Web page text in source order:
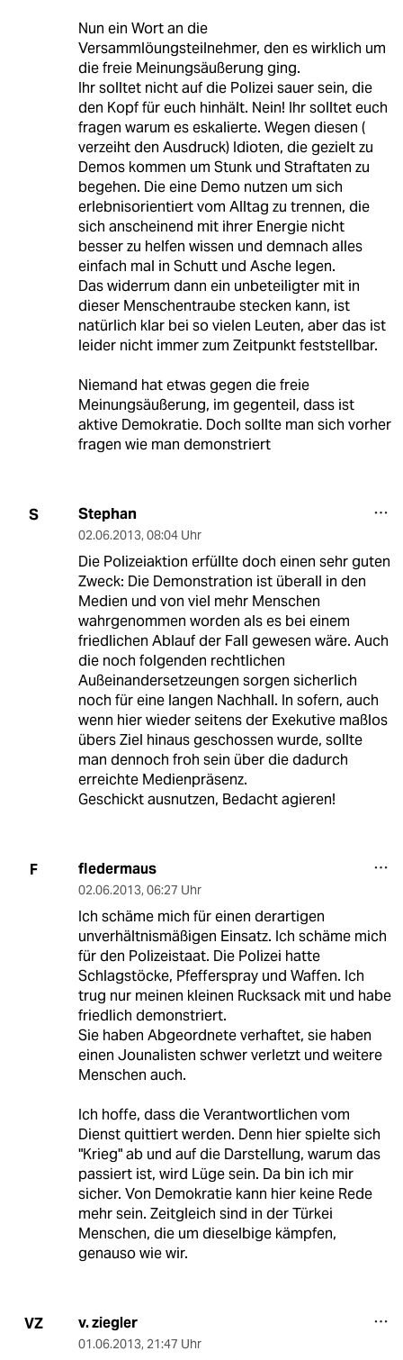
Nun ein Wort an die
Versammlöungsteilnehmer, den es wirklich um
die freie Meinungsäußerung ging.
Ihr solltet nicht auf die Polizei sauer sein, die
den Kopf für euch hinhält. Nein! Ihr solltet euch
fragen warum es eskalierte. Wegen diesen (
verzeiht den Ausdruck) Idioten, die gezielt zu
Demos kommen um Stunk und Straftaten zu
begehen. Die eine Demo nutzen um sich
erlebnisorientiert vom Alltag zu trennen, die
sich anscheinend mit ihrer Energie nicht
besser zu helfen wissen und demnach alles
einfach mal in Schutt und Asche legen.
Das widerrum dann ein unbeteiligter mit in
dieser Menschentraube stecken kann, ist
natürlich klar bei so vielen Leuten, aber das ist
leider nicht immer zum Zeitpunkt feststellbar.
Niemand hat etwas gegen die freie
Meinungsäußerung, im gegenteil, dass ist
aktive Demokratie. Doch sollte man sich vorher
fragen wie man demonstriert
S Stephan
02.06.2013, 08:04 Uhr
Die Polizeiaktion erfüllte doch einen sehr guten
Zweck: Die Demonstration ist überall in den
Medien und von viel mehr Menschen
wahrgenommen worden als es bei einem
friedlichen Ablauf der Fall gewesen wäre. Auch
die noch folgenden rechtlichen
Außeinandersetzeungen sorgen sicherlich
noch für eine langen Nachhall. In sofern, auch
wenn hier wieder seitens der Exekutive maßlos
übers Ziel hinaus geschossen wurde, sollte
man dennoch froh sein über die dadurch
erreichte Medienpräsenz.
Geschickt ausnutzen, Bedacht agieren!
F fledermaus
02.06.2013, 06:27 Uhr
Ich schäme mich für einen derartigen
unverhältnismäßigen Einsatz. Ich schäme mich
für den Polizeistaat. Die Polizei hatte
Schlagstöcke, Pfefferspray und Waffen. Ich
trug nur meinen kleinen Rucksack mit und habe
friedlich demonstriert.
Sie haben Abgeordnete verhaftet, sie haben
einen Jounalisten schwer verletzt und weitere
Menschen auch.
Ich hoffe, dass die Verantwortlichen vom
Dienst quittiert werden. Denn hier spielte sich
"Krieg" ab und auf die Darstellung, warum das
passiert ist, wird Lüge sein. Da bin ich mir
sicher. Von Demokratie kann hier keine Rede
mehr sein. Zeitgleich sind in der Türkei
Menschen, die um dieselbige kämpfen,
genauso wie wir.
VZ v. ziegler
01.06.2013, 21:47 Uhr